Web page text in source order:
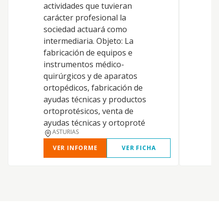
actividades que tuvieran
carácter profesional la
sociedad actuará como
intermediaria. Objeto: La
fabricación de equipos e
instrumentos médico-
quirúrgicos y de aparatos
ortopédicos, fabricación de
ayudas técnicas y productos
ortoprotésicos, venta de
ayudas técnicas y ortoproté
ASTURIAS
VER INFORME
VER FICHA